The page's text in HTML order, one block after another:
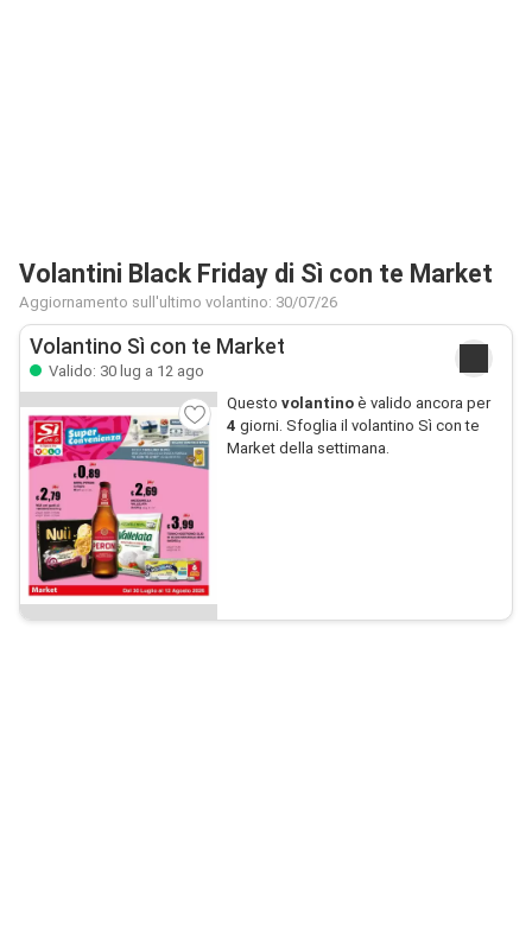
Volantini Black Friday di Sì con te Market
Aggiornamento sull'ultimo volantino: 30/07/26
Volantino Sì con te Market
Valido: 30 lug a 12 ago
Questo volantinoè valido ancora per
4 giorni. Sfoglia il volantino Sì con te
Market della settimana.